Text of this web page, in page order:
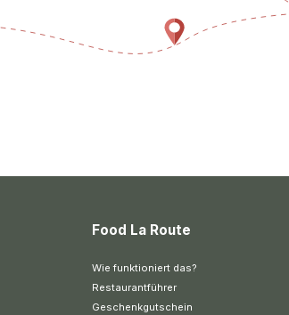
Food La Route
Wie funktioniert das?
Restaurantführer
Geschenkgutschein